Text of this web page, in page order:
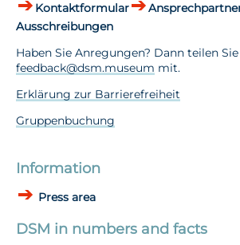
Kontaktformular
Ausschreibungen
Haben Sie Anregungen? Dann teilen
feedback@dsm.museum mit.
Erklärung zur Barrierefreiheit
Gruppenbuchung
Information
Press area
DSM in numbers and facts